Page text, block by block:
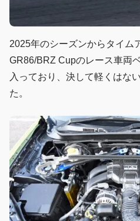
2025年のシーズンからタイム
GR86/BRZ Cupのレース車両
入っており、決して軽くはな
た。